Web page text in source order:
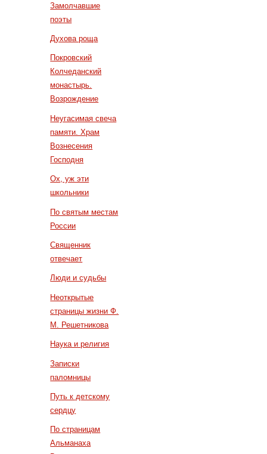
Замолчавшие
поэты
Духова роща
Покровский
Колчеданский
монастырь.
Возрождение
Неугасимая свеча
памяти. Храм
Вознесения
Господня
Ох, уж эти
школьники
По святым местам
России
Священник
отвечает
Люди и судьбы
Неоткрытые
страницы жизни Ф.
М. Решетникова
Наука и религия
Записки
паломницы
Путь к детскому
сердцу
По страницам
Альманаха